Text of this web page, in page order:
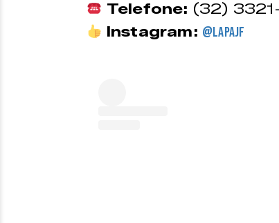
Telefone: (32)
Instagram: @lapajf